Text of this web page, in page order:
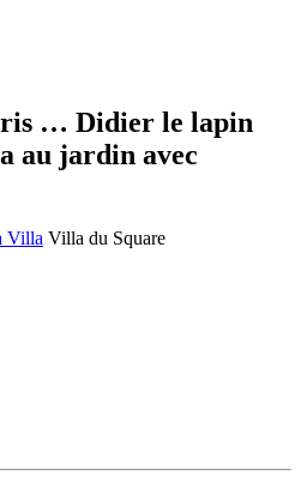
… Didier le lapin
au jardin avec
Villa Villa du Square